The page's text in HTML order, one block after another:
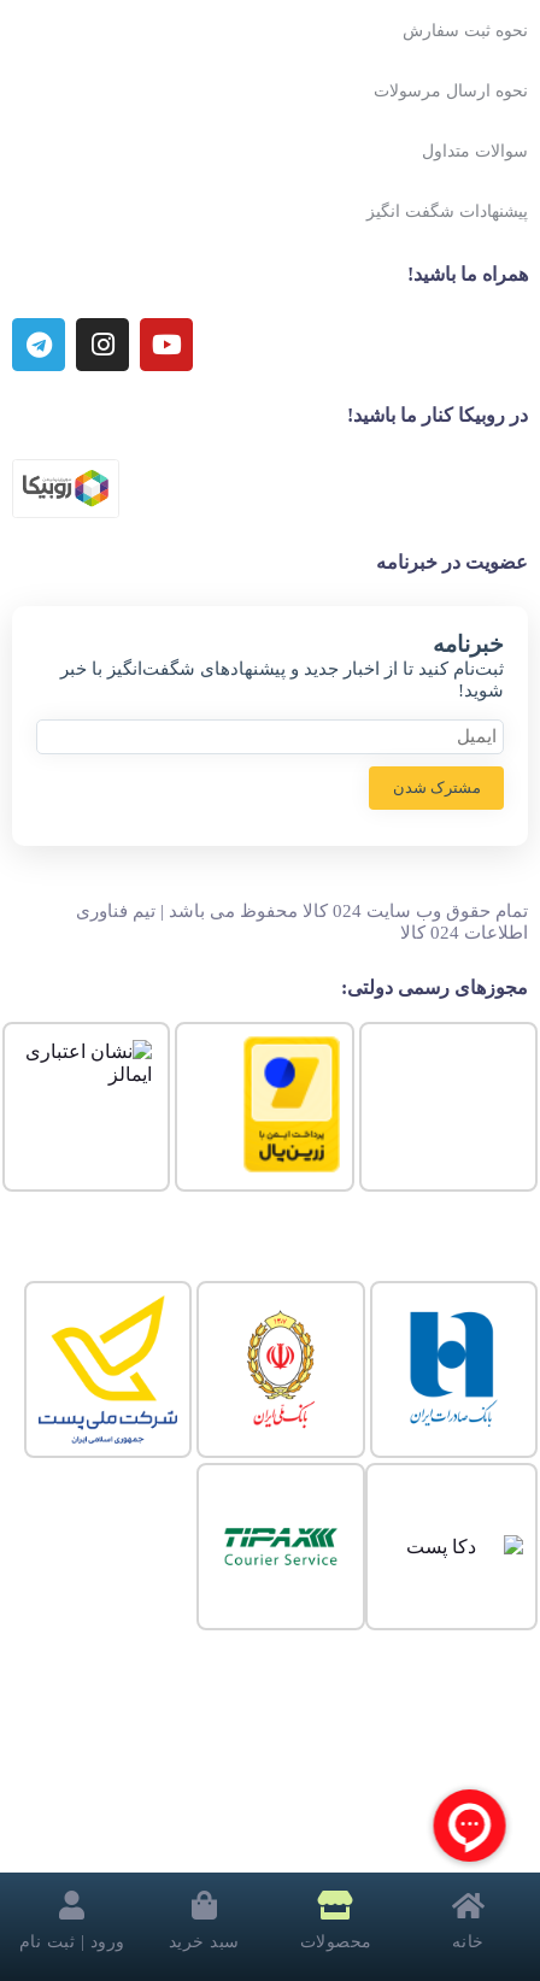
نحوه ثبت سفارش
نحوه ارسال مرسولات
سوالات متداول
پیشنهادات شگفت انگیز
همراه ما باشید!
در روبیکا کنار ما باشید!
عضویت در خبرنامه
خبر‌نامه
ثبت‌نام کنید تا از اخبار جدید و پیشنهاد‌های شگفت‌انگیز با خبر
شوید!
مشترک شدن
تمام حقوق وب سایت 024 کالا محفوظ می باشد | تیم فناوری
اطلاعات 024 کالا
مجوزهای رسمی دولتی:
خانه محصولات سبد خرید ورود | ثبت نام